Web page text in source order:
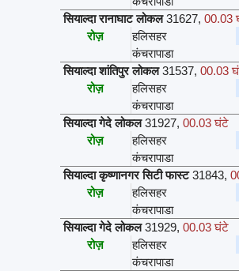
सियाल्दा रानाघाट लोकल 31627, 00.03
रोज़
हलिसहर
कंचरापाडा
सियाल्दा शांतिपुर लोकल 31537, 00.03
रोज़
हलिसहर
कंचरापाडा
सियाल्दा गेदे लोकल 31927, 00.03 घंटे
रोज़
हलिसहर
कंचरापाडा
सियाल्दा कृष्णानगर सिटी फास्ट 31843,
रोज़
हलिसहर
कंचरापाडा
सियाल्दा गेदे लोकल 31929, 00.03 घंटे
रोज़
हलिसहर
कंचरापाडा